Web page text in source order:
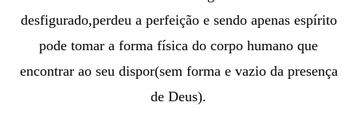
desfigurado,perdeu a perfeição e sendo apenas espírito
pode tomar a forma física do corpo humano que
encontrar ao seu dispor(sem forma e vazio da presença
de Deus).